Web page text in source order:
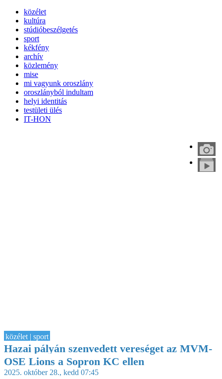
közélet
kultúra
stúdióbeszélgetés
sport
kékfény
archív
közlemény
mise
mi vagyunk oroszlány
oroszlányból indultam
helyi identitás
testületi ülés
IT-HON
közélet | sport
Hazai pályán szenvedett vereséget az MVM-
OSE Lions a Sopron KC ellen
2025. október 28., kedd 07:45